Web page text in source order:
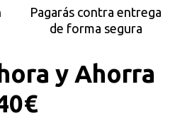
Pagarás contra entrega
de forma segura
y Ahorra